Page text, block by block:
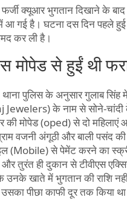
फर्जी क्यूआर भुगतान दिखाने के
आ गई है। घटना दस दिन पहले हुई
कर ली है।
मोपेड से हुईं थी
पुलिस के अनुसार गुलाब सिंह
के नाम से सोने-चांदी
की मोपेड (oped) से दो
वजनी अंगूठी और बाली पसंद
(Mobile) से पेमेंट करने का
और तुरंत ही दुकान से टीवीएस
खाते में भुगतान की राशि
पीछा काफी दूर तक किया